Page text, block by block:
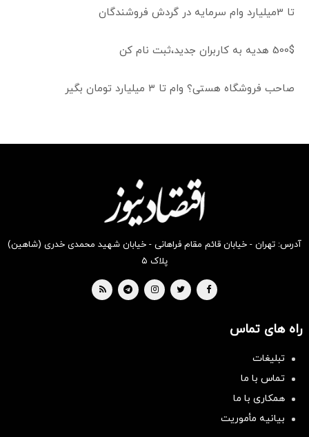
تا 3میلیارد وام سرمایه در گردش فروشندگان
500$ هدیه به کاربران جدید،ثبت نام کن
صاحب فروشگاه هستی؟ وام تا ۳ میلیارد تومان بگیر
آدرس: تهران - خیابان قائم مقام فراهانی - خیابان شهید محمدی خدری (شاهین)
پلاک ۵
راه های تماس
تبلیغات
تماس با ما
همکاری با ما
بیانیه مأموریت